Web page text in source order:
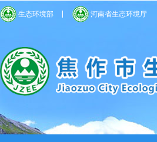
生态环境部 河南省生态环境厅